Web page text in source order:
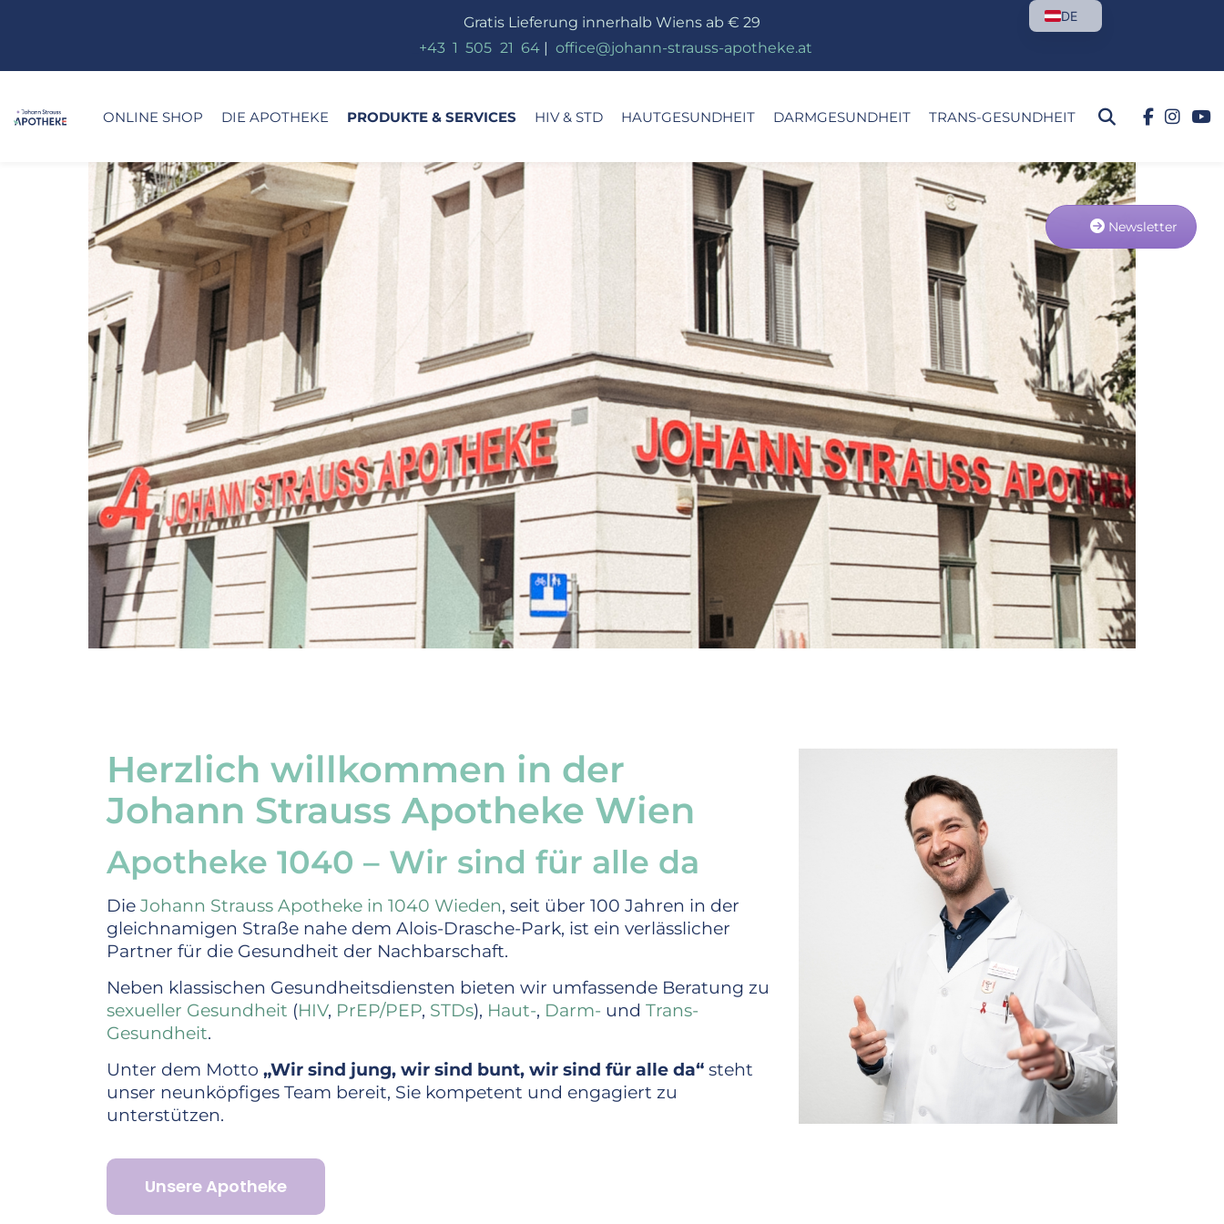
Gratis Lieferung innerhalb Wiens ab € 29
+43 1 505 21 64 office@johann-strauss-apotheke.at
ONLINE SHOP DIE APOTHEKE PRODUKTE & SERVICES HIV & STD HAUTGESUNDHEIT DARMGESUNDHEIT TRANS-GESUNDHEIT
Newsletter
Herzlich willkommen in der
Johann Strauss Apotheke Wien
Apotheke 1040 – Wir sind für alle da
Die Johann Strauss Apotheke in 1040 Wieden, seit über 100 Jahren in der
gleichnamigen Straße nahe dem Alois-Drasche-Park, ist ein verlässlicher
Partner für die Gesundheit der Nachbarschaft.
Neben klassischen Gesundheitsdiensten bieten wir umfassende Beratung zu
sexueller Gesundheit (HIV, PrEP/PEP, STDs), Haut-, Darm- und Trans-
Gesundheit.
Unter dem Motto „Wir sind jung, wir sind bunt, wir sind für alle da“ steht
unser neunköpfiges Team bereit, Sie kompetent und engagiert zu
unterstützen.
Unsere Apotheke
DE